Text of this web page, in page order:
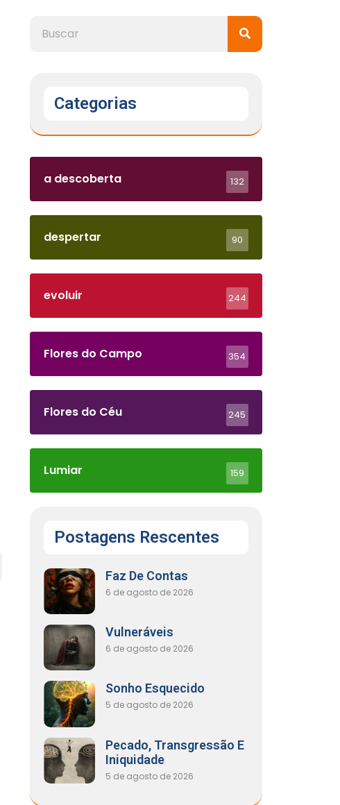
Categorias
a descoberta 132
despertar 90
evoluir 244
Flores do Campo 354
Flores do Céu 245
Lumiar 159
Postagens Rescentes
Faz De Contas
6 de agosto de 2026
Vulneráveis
6 de agosto de 2026
Sonho Esquecido
5 de agosto de 2026
Pecado, Transgressão E
Iniquidade
5 de agosto de 2026